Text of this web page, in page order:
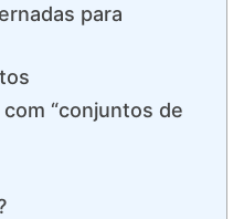
para
“conjuntos de